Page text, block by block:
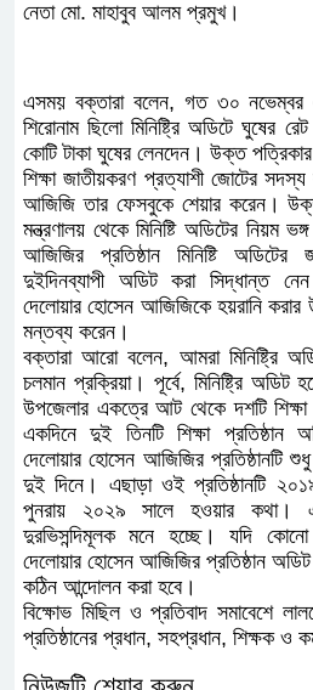
নেতা মো. মাহাবুব আলম প্রমুখ।
এসময় বক্তারা বলেন, গত ৩০ নভেম্বর
শিরোনাম ছিলো মিনিষ্ট্রি অডিটে ঘুষের
কোটি টাকা ঘুষের লেনদেন। উক্ত
শিক্ষা জাতীয়করণ প্রত্যাশী জোটের
আজিজি তার ফেসবুকে শেয়ার করেন।
মন্ত্রণালয় থেকে মিনিষ্টি অডিটের নিয়ম
আজিজির প্রতিষ্ঠান মিনিষ্টি
দুইদিনব্যাপী অডিট করা সিদ্ধান্ত
দেলোয়ার হোসেন আজিজিকে হয়রানি করার
মন্তব্য করেন।
বক্তারা আরো বলেন, আমরা মিনিষ্ট্রি
চলমান প্রক্রিয়া। পূর্বে, মিনিষ্ট্রি
উপজেলার একত্রে আট থেকে দশটি শিক্ষা
একদিনে দুই তিনটি শিক্ষা
দেলোয়ার হোসেন আজিজির প্রতিষ্ঠানটি
দুই দিনে। এছাড়া ওই প্রতিষ্ঠানটি ২০১৯
পুনরায় ২০২৯ সালে হওয়ার কথা।
দুরভিসন্দিমূলক মনে হচ্ছে। যদি
দেলোয়ার হোসেন আজিজির প্রতিষ্ঠান
কঠিন আন্দোলন করা হবে।
বিক্ষোভ মিছিল ও প্রতিবাদ সমাবেশে
প্রতিষ্ঠানের প্রধান, সহপ্রধান, শিক্ষক ও